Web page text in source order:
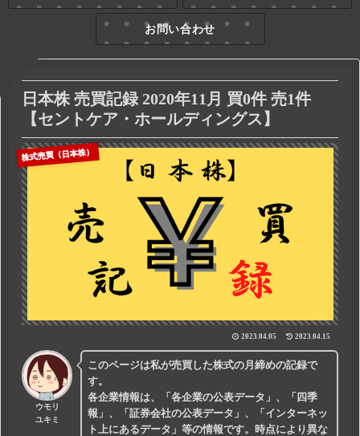
お問い合わせ
日本株 売買記録 2020年11月 買0件 売1件
【セントケア・ホールディングス】
株式売買（日本株）
2023.04.05 2023.04.15
ウモリ
ユキミ
このページは私が売買した株式の月締めの記録で
す。
各企業情報は、「各企業の公表データ」、「四季
報」、「証券会社の公表データ」、「インターネッ
ト上にあるデータ」等の情報です。時点により異な